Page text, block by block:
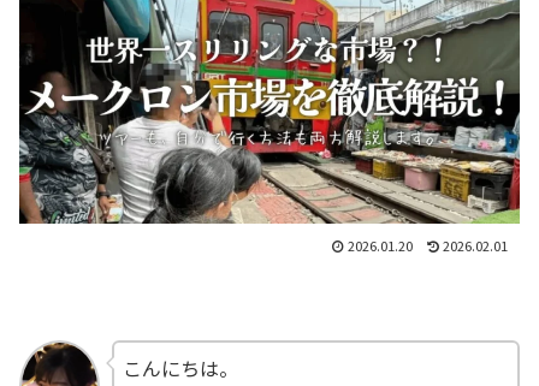
2026.01.20 2026.02.01
こんにちは。